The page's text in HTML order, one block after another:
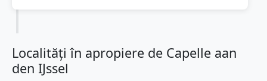
Localități în apropiere de Capelle aan
den IJssel